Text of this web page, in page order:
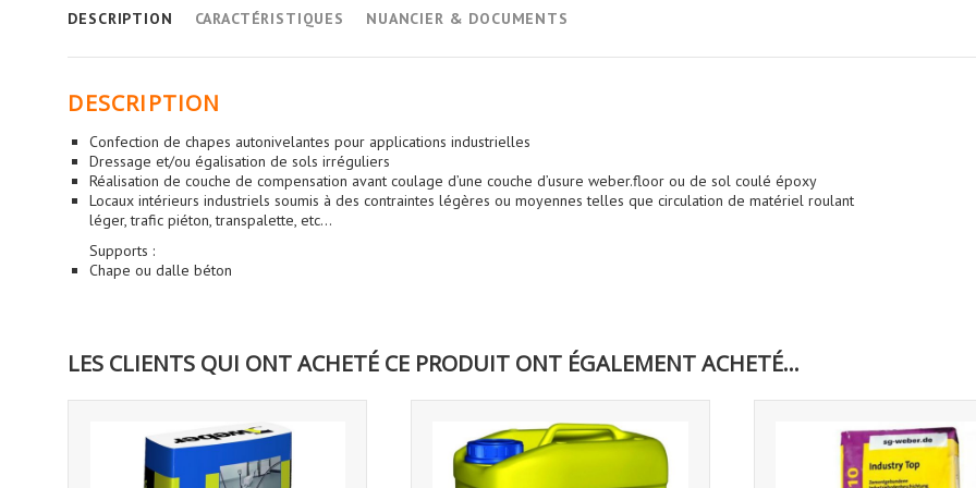
DESCRIPTION CARACTÉRISTIQUES NUANCIER & DOCUMENTS
DESCRIPTION
Confection de chapes autonivelantes pour applications industrielles
Dressage et/ou égalisation de sols irréguliers
Réalisation de couche de compensation avant coulage d’une couche d’usure weber.floor ou de sol coulé époxy
Locaux intérieurs industriels soumis à des contraintes légères ou moyennes telles que circulation de matériel roulant
léger, trafic piéton, transpalette, etc...
Supports :
Chape ou dalle béton
LES CLIENTS QUI ONT ACHETÉ CE PRODUIT ONT ÉGALEMENT ACHETÉ...